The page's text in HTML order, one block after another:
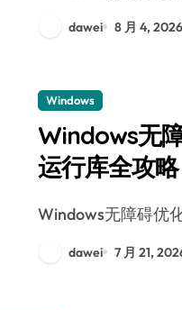
dawei 8 月 4, 2026
Windows
Windows无
运行库全攻略
Windows无障碍
dawei 7 月 21,